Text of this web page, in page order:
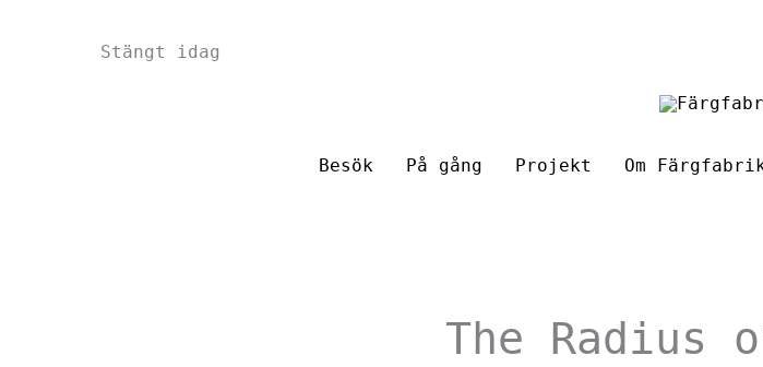
Stängt idag
Besök På gång Projekt Om
The Radius